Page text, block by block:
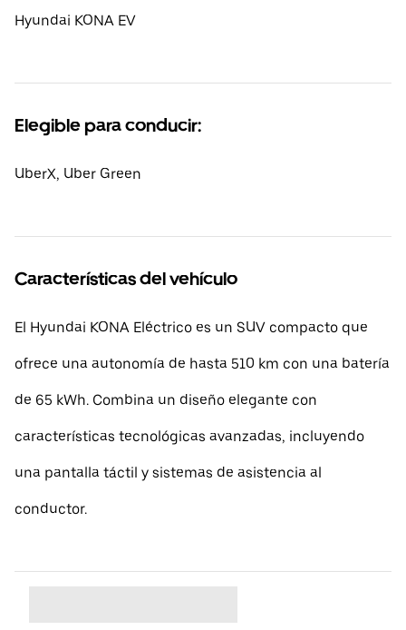
Hyundai KONA EV
Elegible para conducir:
UberX, Uber Green
Características del vehículo
El Hyundai KONA Eléctrico es un SUV compacto que
ofrece una autonomía de hasta 510 km con una batería
de 65 kWh. Combina un diseño elegante con
características tecnológicas avanzadas, incluyendo
una pantalla táctil y sistemas de asistencia al
conductor.